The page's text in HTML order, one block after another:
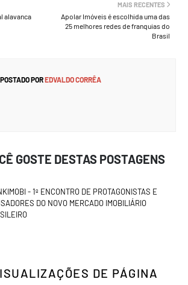
MAIS RECENTES
Apolar Imóveis é escolhida uma das
25 melhores redes de franquias do
Brasil
alavanca
POSTADO POREDVALDO CORRÊA
GOSTE DESTAS POSTAGENS
- 1º ENCONTRO DE PROTAGONISTAS E
DO NOVO MERCADO IMOBILIÁRIO
DE PÁGINA